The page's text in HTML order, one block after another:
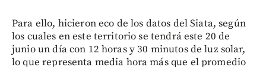
Para ello, hicieron eco de los datos del Siata, según
los cuales en este territorio se tendrá este 20 de
junio un día con 12 horas y 30 minutos de luz solar,
lo que representa media hora más que el promedio